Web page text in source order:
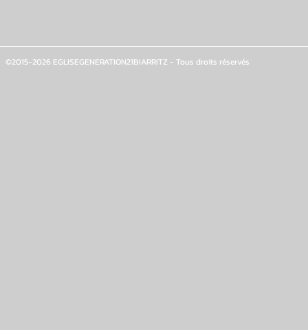
©2015-2026 EGLISEGENERATION21BIARRITZ - Tous droits réservés